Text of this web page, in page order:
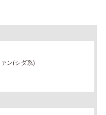
ン(シダ系)